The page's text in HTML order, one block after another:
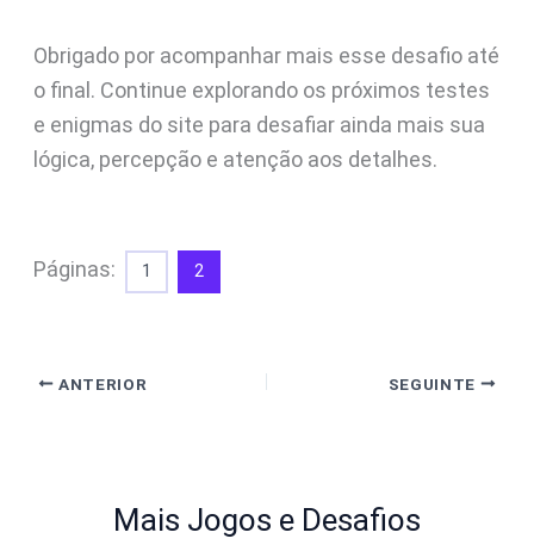
Obrigado por acompanhar mais esse desafio até
o final. Continue explorando os próximos testes
e enigmas do site para desafiar ainda mais sua
lógica, percepção e atenção aos detalhes.
Páginas: 1 2
ANTERIOR SEGUINTE
Mais Jogos e Desafios